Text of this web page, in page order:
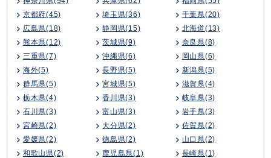
京都府(45)
埼玉県(36)
千葉県(20)
広島県(18)
静岡県(15)
北海道(13)
熊本県(12)
茨城県(9)
奈良県(8)
三重県(7)
沖縄県(6)
岡山県(6)
海外(5)
長野県(5)
新潟県(5)
群馬県(5)
宮城県(5)
滋賀県(4)
栃木県(4)
香川県(3)
岐阜県(3)
石川県(3)
富山県(3)
岩手県(3)
宮崎県(2)
大分県(2)
佐賀県(2)
愛媛県(2)
徳島県(2)
山口県(2)
和歌山県(2)
鹿児島県(1)
長崎県(1)